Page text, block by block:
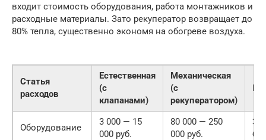
входит стоимость оборудования, работа монтажников и
расходные материалы. Зато рекуператор возвращает до
80% тепла, существенно экономя на обогреве воздуха.
Статья
расходов
Естественная
(с
клапанами)
Механическая
(с
рекуператором)
Оборудование
3 000 — 15
000 руб.
80 000 — 250
000 руб.